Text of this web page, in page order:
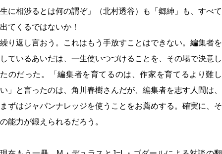
生に相渉るとは何の謂ぞ」（北村透谷）も「郷紳」も、すべて
出てくるではないか！
繰り返し言おう。これはもう手放すことはできない。編集者を
しているあいだは、一生使いつづけることを、その場で決意し
たのだった。「編集者を育てるのは、作家を育てるより難し
い」と言ったのは、角川春樹さんだが、編集者を志す人間は、
まずはジャパンナレッジを使うことをお薦めする。確実に、そ
の能力が鍛えられるだろう。